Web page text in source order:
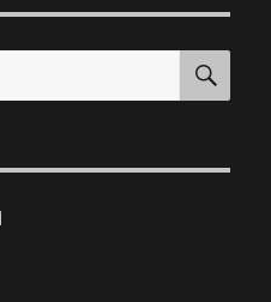
PAGI
NA